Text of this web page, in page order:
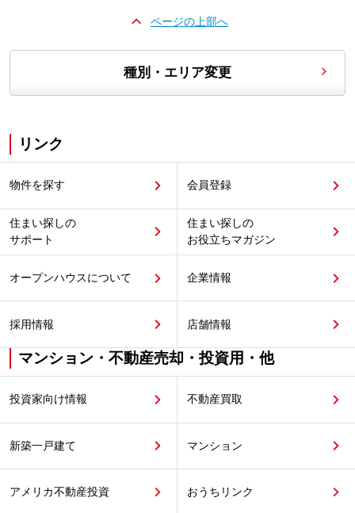
ページの上部へ
種別・エリア変更
リンク
物件を探す 会員登録
住まい探しの
サポート
住まい探しの
お役立ちマガジン
オープンハウスについて 企業情報
採用情報 店舗情報
マンション・不動産売却・投資用・他
投資家向け情報 不動産買取
新築一戸建て マンション
アメリカ不動産投資 おうちリンク